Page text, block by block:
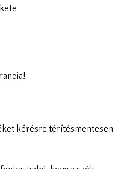
kérésre térítésmentesen